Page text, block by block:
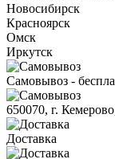
Новосибирск
Красноярск
Омск
Иркутск
Самовывоз -
650070, г.
Доставка